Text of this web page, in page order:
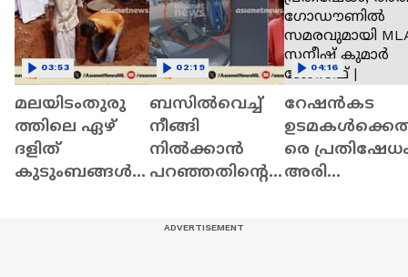
മലയിടംതുരു
ത്തിലെ ഏഴ്
ദളിത്
കുടുംബങ്ങൾ
03:53
ബസിൽവെച്ച്
നീങ്ങി
നിൽക്കാൻ
പറഞ്ഞതിന്റെ
02:19
റേഷൻകട
രെ
അരി
04:16